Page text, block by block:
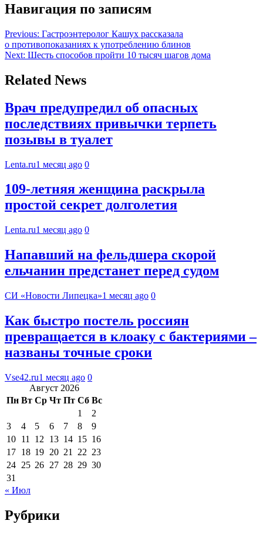
Навигация по записям
Previous: Гастроэнтеролог Кашух рассказала
о противопоказаниях к употреблению блинов
Next: Шесть способов пройти 10 тысяч шагов дома
Related News
Врач предупредил об опасных
последствиях привычки терпеть
позывы в туалет
Lenta.ru1 месяц ago 0
109-летняя женщина раскрыла
простой секрет долголетия
Lenta.ru1 месяц ago 0
Напавший на фельдшера скорой
ельчанин предстанет перед судом
СИ «Новости Липецка»1 месяц ago 0
Как быстро постель россиян
превращается в клоаку с бактериями –
названы точные сроки
Vse42.ru1 месяц ago 0
Август 2026
Пн Вт Ср Чт Пт Сб Вс
1
2
3
4 5 6 7 8
9
10 11 12 13 14 15 16
17 18 19 20 21 22 23
24 25 26 27 28 29 30
31
« Июл
Рубрики